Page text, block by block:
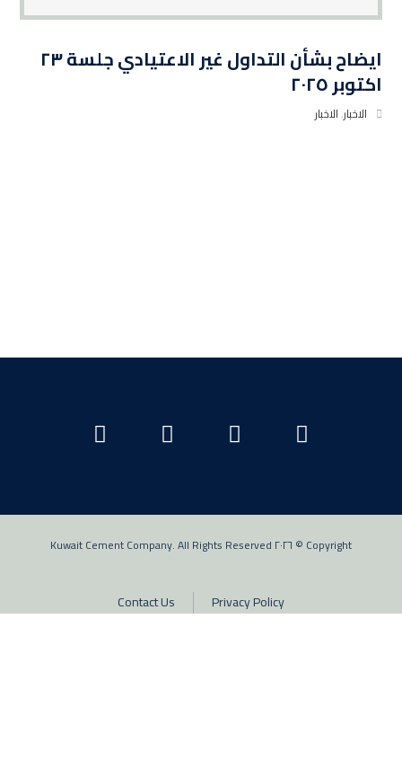
ايضاح بشأن التداول غير الاعتيادي جلسة ٢٣
اكتوبر ٢٠٢٥
الاخبار,الاخبار
Copyright © ٢٠٢٦ Kuwait Cement Company. All Rights Reserved
Contact Us Privacy Policy